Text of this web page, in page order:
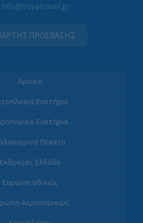
info@voyatravel.gr
ΠΡΟΣΒΑΣΗΣ
Αρχική
Εισιτήρια
Εισιτήρια
Πακέτα
Εκδρομές Ελλάδα
Ευρώπη οδικώς
Αεροπορικώς